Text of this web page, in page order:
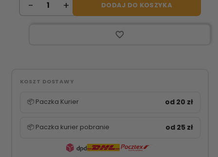
DODAJ DO KOSZYKA
favorite_border
KOSZT DOSTAWY
📦 Paczka Kurier od 20 zł
📦 Paczka kurier pobranie od 25 zł